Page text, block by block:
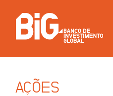
AÇÕES